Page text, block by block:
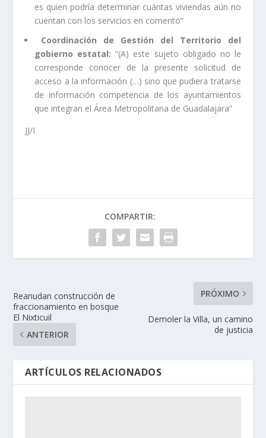
es quien podría determinar cuántas viviendas aún no
cuentan con los servicios en comento”
Coordinación de Gestión del Territorio del
gobierno estatal:“(A) este sujeto obligado no le
corresponde conocer de la presente solicitud de
acceso a la información (…) sino que pudiera tratarse
de información competencia de los ayuntamientos
que integran el Área Metropolitana de Guadalajara”
JJ/I
COMPARTIR:
Reanudan construcción de
fraccionamiento en bosque
El Nixticuil
ANTERIOR
PRÓXIMO
Demoler la Villa, un camino
de justicia
ARTÍCULOS RELACIONADOS